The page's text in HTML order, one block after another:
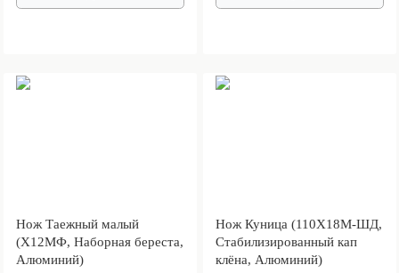
Нож Таежный малый
(Х12МФ, Наборная береста,
Алюминий)
Нож Куница (110Х18М-ШД,
Стабилизированный кап
клёна, Алюминий)